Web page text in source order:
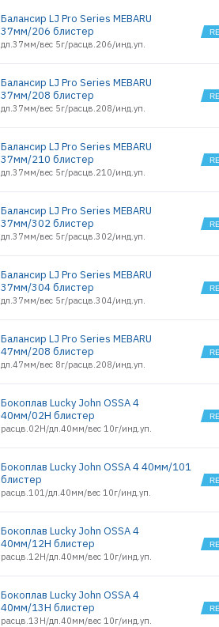
Балансир LJ Pro Series MEBARU
37мм/206 блистер
дл.37мм/вес 5г/расцв.206/инд.уп.
Балансир LJ Pro Series MEBARU
37мм/208 блистер
дл.37мм/вес 5г/расцв.208/инд.уп.
Балансир LJ Pro Series MEBARU
37мм/210 блистер
дл.37мм/вес 5г/расцв.210/инд.уп.
Балансир LJ Pro Series MEBARU
37мм/302 блистер
дл.37мм/вес 5г/расцв.302/инд.уп.
Балансир LJ Pro Series MEBARU
37мм/304 блистер
дл.37мм/вес 5г/расцв.304/инд.уп.
Балансир LJ Pro Series MEBARU
47мм/208 блистер
дл.47мм/вес 8г/расцв.208/инд.уп.
Бокоплав Lucky John OSSA 4
40мм/02H блистер
расцв.02H/дл.40мм/вес 10г/инд.уп.
Бокоплав Lucky John OSSA 4 40мм/101
блистер
расцв.101/дл.40мм/вес 10г/инд.уп.
Бокоплав Lucky John OSSA 4
40мм/12H блистер
расцв.12H/дл.40мм/вес 10г/инд.уп.
Бокоплав Lucky John OSSA 4
40мм/13H блистер
расцв.13H/дл.40мм/вес 10г/инд.уп.